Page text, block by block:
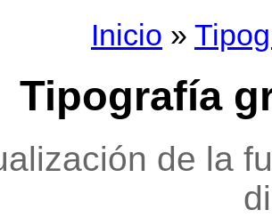
Inicio »
Tipografía
de la